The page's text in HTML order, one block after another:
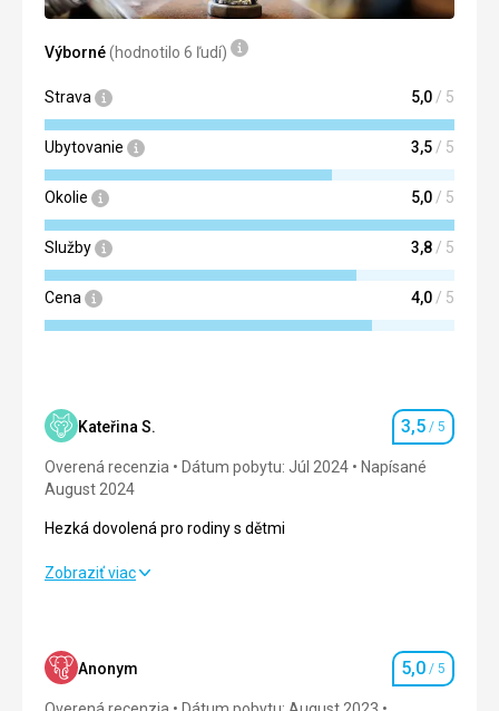
Výborné(hodnotilo 6 ľudí)
Strava 5,0 / 5
Ubytovanie 3,5 / 5
Okolie 5,0 / 5
Služby 3,8 / 5
Cena 4,0 / 5
Kateřina S. Hodnotenie
3,5 / 5
Overená recenzia Dátum pobytu: Júl 2024
Napísané
August 2024
Hezká dovolená pro rodiny s dětmi
Hezká dovolená pro rodiny s dětmi
Ubytovanie 2,0/ 5
Okolie
Zobraziť viac
Anonym Hodnotenie
5,0 / 5